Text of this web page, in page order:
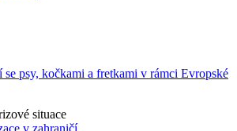
se psy, kočkami a fretkami v rámci Evropské
situace
v zahraničí